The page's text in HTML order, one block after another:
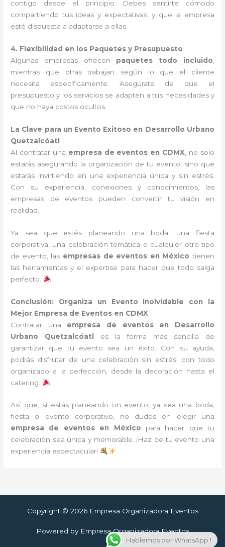
contigo desde el principio. Debes sentirte cómodo
compartiendo tus ideas y expectativas, y que la empresa
esté dispuesta a adaptarse a ellas.
4. Flexibilidad en los Paquetes y Presupuesto
Algunas empresas ofrecen paquetes todo incluido
mientras que otras trabajan según lo que el cliente
necesita específicamente. Asegúrate de que el
presupuesto y los servicios se adapten a tus necesidades y
que no haya costos ocultos.
La Clave para un Evento Exitoso en Desarrollo Urbano
Quetzalcóatl
Al contratar una empresa de eventos en CDMX , no solo
estarás asegurando la organización de tu evento, sino que
estarás invirtiendo en una experiencia única y sin estrés.
Con su experiencia, conexiones y conocimientos, las
empresas de eventos pueden convertir tu visión en
realidad.
Ya sea que estés planeando una boda, una fiesta
corporativa, una celebración temática o cualquier otro tipo
de evento, las empresas de eventos en México tienen
las herramientas y el expertise para hacer que todo salga
perfecto.
Conclusión: Organiza un Evento Inolvidable con la
Mejor Empresa de Eventos en CDMX
Contratar una empresa de eventos en Desarrollo
Urbano Quetzalcóatl es la forma más sencilla de
garantizar que tu evento sea un éxito. Con su ayuda,
podrás disfrutar de una celebración sin estrés, con todo
organizado a la perfección, desde la decoración hasta el
catering.
Así que, si estás planeando un evento, ya sea una boda,
fiesta o evento corporativo, no dudes en elegir una
empresa de eventos en México para hacer que tu
celebración sea única y memorable. ¡Haz de tu evento una
experiencia espectacular!
Copyright © 2026 Empresa Organizadora Eventos
Powered by Empresa Organizadora Eventos
Hablemos por WhatsApp !